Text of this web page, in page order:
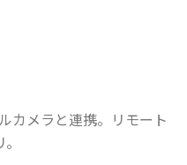
カメラと連携。リモート